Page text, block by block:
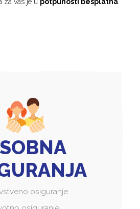
za vas je u potpunosti besplatna.
osiguranje